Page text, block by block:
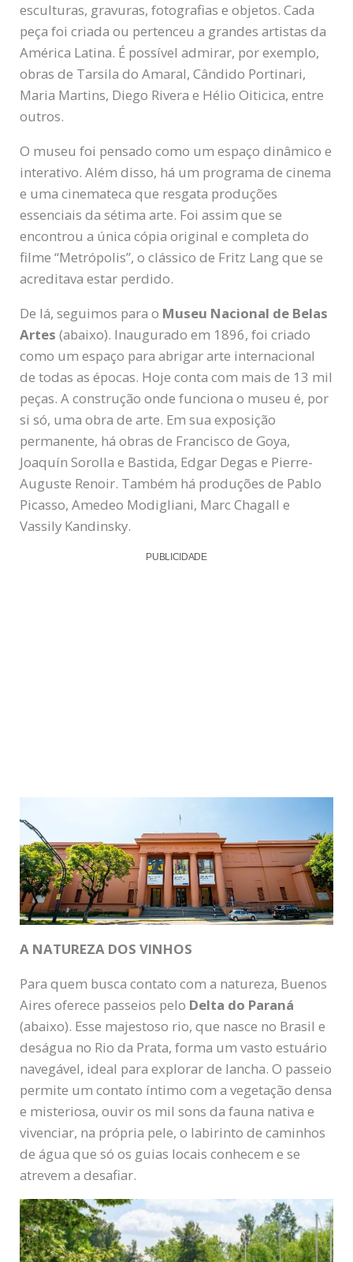
esculturas, gravuras, fotografias e objetos. Cada
peça foi criada ou pertenceu a grandes artistas da
América Latina. É possível admirar, por exemplo,
obras de Tarsila do Amaral, Cândido Portinari,
Maria Martins, Diego Rivera e Hélio Oiticica, entre
outros.
O museu foi pensado como um espaço dinâmico e
interativo. Além disso, há um programa de cinema
e uma cinemateca que resgata produções
essenciais da sétima arte. Foi assim que se
encontrou a única cópia original e completa do
filme “Metrópolis”, o clássico de Fritz Lang que se
acreditava estar perdido.
De lá, seguimos para o Museu Nacional de Belas
Artes (abaixo). Inaugurado em 1896, foi criado
como um espaço para abrigar arte internacional
de todas as épocas. Hoje conta com mais de 13 mil
peças. A construção onde funciona o museu é, por
si só, uma obra de arte. Em sua exposição
permanente, há obras de Francisco de Goya,
Joaquín Sorolla e Bastida, Edgar Degas e Pierre-
Auguste Renoir. Também há produções de Pablo
Picasso, Amedeo Modigliani, Marc Chagall e
Vassily Kandinsky.
PUBLICIDADE
A NATUREZA DOS VINHOS
Para quem busca contato com a natureza, Buenos
Aires oferece passeios pelo Delta do Paraná
(abaixo). Esse majestoso rio, que nasce no Brasil e
deságua no Rio da Prata, forma um vasto estuário
navegável, ideal para explorar de lancha. O passeio
permite um contato íntimo com a vegetação densa
e misteriosa, ouvir os mil sons da fauna nativa e
vivenciar, na própria pele, o labirinto de caminhos
de água que só os guias locais conhecem e se
atrevem a desafiar.